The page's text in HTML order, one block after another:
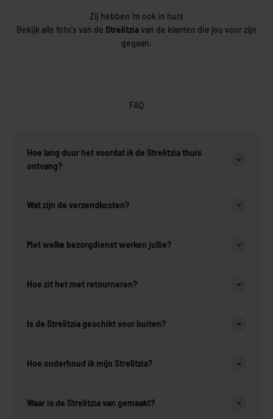
Zij hebben 'm ook in huis
Bekijk alle foto's van de Strelitziavan de klanten die jou voor zijn
gegaan.
FAQ
Hoe lang duur het voordat ik de Strelitzia thuis
ontvang?
Wat zijn de verzendkosten?
Met welke bezorgdienst werken jullie?
Hoe zit het met retourneren?
Is de Strelitzia geschikt voor buiten?
Hoe onderhoud ik mijn Strelitzia?
Waar is de Strelitzia van gemaakt?